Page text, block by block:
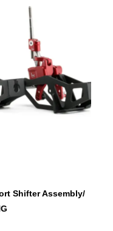
Shifter Assembly/